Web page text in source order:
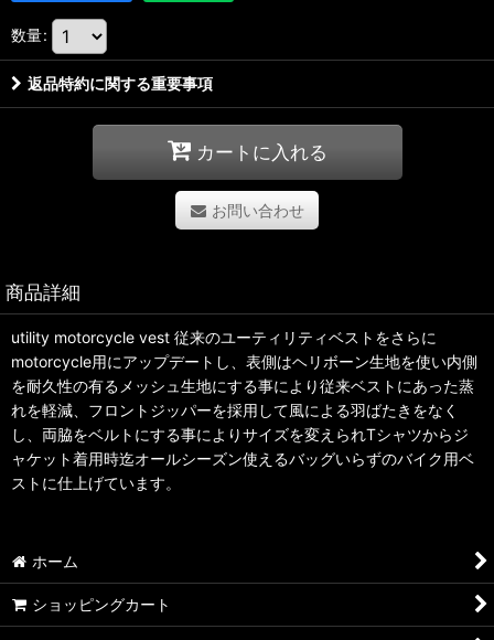
数量:
返品特約に関する重要事項
カートに入れる
お問い合わせ
商品詳細
utility motorcycle vest 従来のユーティリティベストをさらに
motorcycle用にアップデートし、表側はヘリボーン生地を使い内側
を耐久性の有るメッシュ生地にする事により従来ベストにあった蒸
れを軽減、フロントジッパーを採用して風による羽ばたきをなく
し、両脇をベルトにする事によりサイズを変えられTシャツからジ
ャケット着用時迄オールシーズン使えるバッグいらずのバイク用ベ
ストに仕上げています。
ホーム
ショッピングカート